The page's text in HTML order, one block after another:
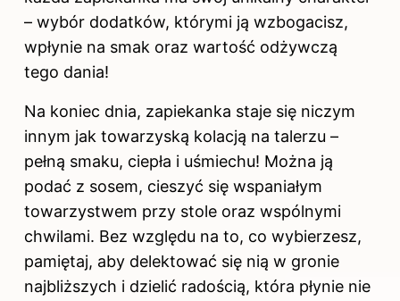
– wybór dodatków, którymi ją wzbogacisz,
wpłynie na smak oraz wartość odżywczą
tego dania!
Na koniec dnia, zapiekanka staje się niczym
innym jak towarzyską kolacją na talerzu –
pełną smaku, ciepła i uśmiechu! Można ją
podać z sosem, cieszyć się wspaniałym
towarzystwem przy stole oraz wspólnymi
chwilami. Bez względu na to, co wybierzesz,
pamiętaj, aby delektować się nią w gronie
najbliższych i dzielić radością, która płynie nie